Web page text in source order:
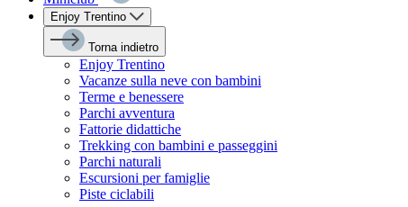
Enjoy Trentino
Torna indietro
Enjoy Trentino
Vacanze sulla neve con bambini
Terme e benessere
Parchi avventura
Fattorie didattiche
Trekking con bambini e passeggini
Parchi naturali
Escursioni per famiglie
Piste ciclabili